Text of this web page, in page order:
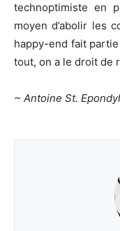
technoptimiste en
moyen d’abolir les
happy-end fait
tout, on a le droit de
~ Antoine St.